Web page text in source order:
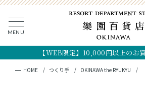
MENU
【WEB限定】10,000円以上のお
CLOSE
キーワード検索
MY PAGE
全ての商品
HOME つくり手 OKINAWA the RYUKYU